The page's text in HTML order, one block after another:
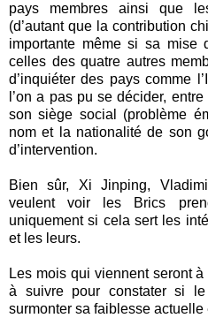
pays membres ainsi que
(d’autant que la contribution
importante même si sa mise
celles des quatre autres
d’inquiéter des pays comme
l’on a pas pu se décider,
son siège social (problème
nom et la nationalité de son
d’intervention.
Bien sûr, Xi Jinping,
veulent voir les Brics
uniquement si cela sert les
et les leurs.
Les mois qui viennent seront
à suivre pour constater si
surmonter sa faiblesse actuelle